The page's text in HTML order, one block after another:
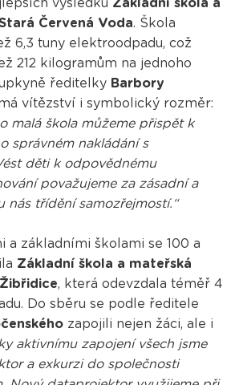
výsledků Základní škola a
Červená Voda. Škola
6,3 tuny elektroodpadu, což
212 kilogramům na jednoho
ředitelky Barbory
vítězství i symbolický rozměr:
malá škola můžeme přispět k
správném nakládání s
děti k odpovědnému
považujeme za zásadní a
nás třídění samozřejmostí.“
a základními školami se 100 a
Základní škola a mateřská
, která odevzdala téměř 4
Do sběru se podle ředitele
zapojili nejen žáci, ale i
aktivnímu zapojení všech jsme
a exkurzi do společnosti